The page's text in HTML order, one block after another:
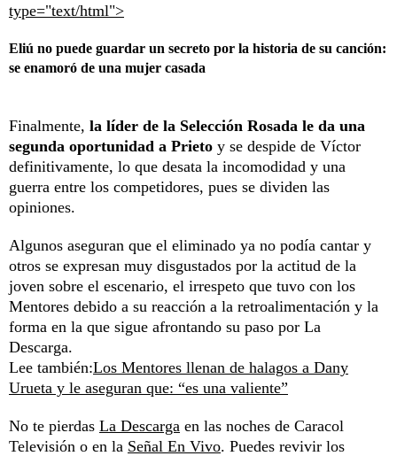
type="text/html">
Eliú no puede guardar un secreto por la historia de su canción:
se enamoró de una mujer casada
Finalmente, la líder de la Selección Rosada le da una
segunda oportunidad a Prieto y se despide de Víctor
definitivamente, lo que desata la incomodidad y una
guerra entre los competidores, pues se dividen las
opiniones.
Algunos aseguran que el eliminado ya no podía cantar y
otros se expresan muy disgustados por la actitud de la
joven sobre el escenario, el irrespeto que tuvo con los
Mentores debido a su reacción a la retroalimentación y la
forma en la que sigue afrontando su paso por La
Descarga.
Lee también:Los Mentores llenan de halagos a Dany
Urueta y le aseguran que: “es una valiente”
No te pierdas La Descarga en las noches de Caracol
Televisión o en la Señal En Vivo. Puedes revivir los